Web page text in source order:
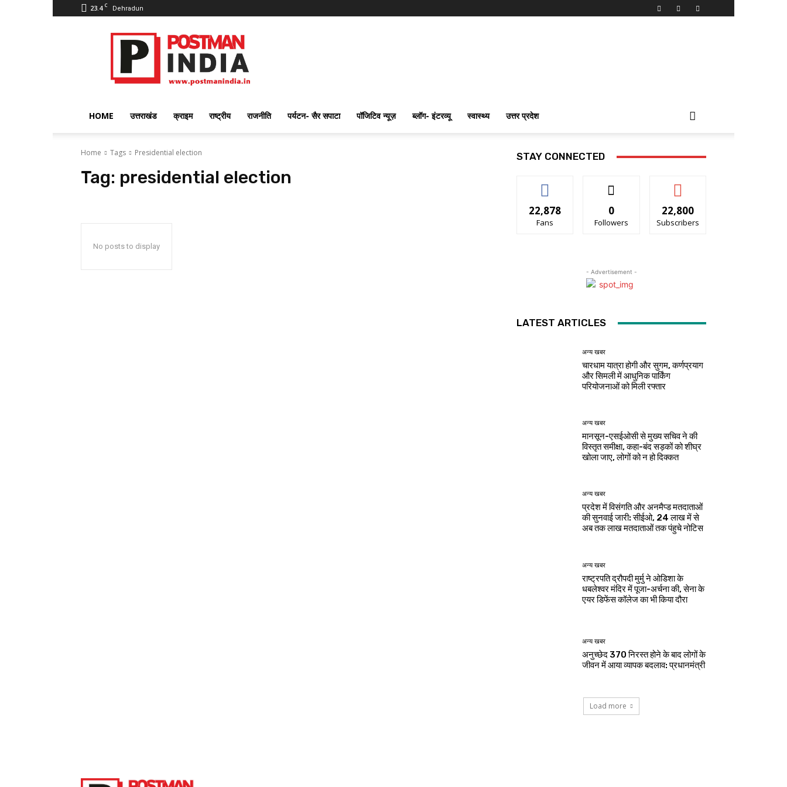
23.4 C Dehradun
PostmanIndia
HOME उत्तराखंड क्राइम राष्ट्रीय राजनीति पर्यटन- सैर सपाटा पॉजिटिव न्यूज़ ब्लॉग- इंटरव्यू स्वास्थ्य उत्तर प्रदेश
Home Tags Presidential election
Tag: presidential election
No posts to display
STAY CONNECTED
22,878
Fans
0
Followers
22,800
Subscribers
- Advertisement -
LATEST ARTICLES
अन्य खबर
चारधाम यात्रा होगी और सुगम, कर्णप्रयाग
और सिमली में आधुनिक पार्किंग
परियोजनाओं को मिली रफ्तार
अन्य खबर
मानसून-एसईओसी से मुख्य सचिव ने की
विस्तृत समीक्षा, कहा-बंद सड़कों को शीघ्र
खोला जाए, लोगों को न हो दिक्कत
अन्य खबर
प्रदेश में विसंगति और अनमैप्ड मतदाताओं
की सुनवाई जारी: सीईओ, 24 लाख में से
अब तक लाख मतदाताओं तक पंहुचे नोटिस
अन्य खबर
राष्ट्रपति द्रौपदी मुर्मु ने ओडिशा के
धबलेश्वर मंदिर में पूजा-अर्चना की, सेना के
एयर डिफेंस कॉलेज का भी किया दौरा
अन्य खबर
अनुच्छेद 370 निरस्त होने के बाद लोगों के
जीवन में आया व्यापक बदलाव: प्रधानमंत्री
Load more